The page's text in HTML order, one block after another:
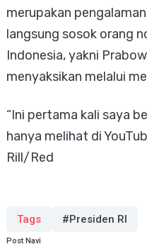
merupakan
langsung sosok orang
Indonesia, yakni
menyaksikan melalui
“Ini pertama kali saya
hanya melihat di
Rill/Red
Tags #Presiden RI
Post Navi